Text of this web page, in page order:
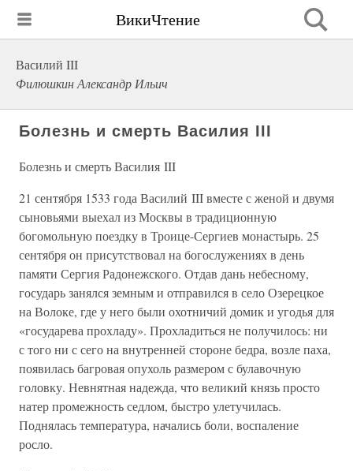
ВикиЧтение
Василий III
Филюшкин Александр Ильич
Болезнь и смерть Василия III
Болезнь и смерть Василия III
21 сентября 1533 года Василий III вместе с женой и двумя
сыновьями выехал из Москвы в традиционную
богомольную поездку в Троице-Сергиев монастырь. 25
сентября он присутствовал на богослужениях в день
памяти Сергия Радонежского. Отдав дань небесному,
государь занялся земным и отправился в село Озерецкое
на Волоке, где у него были охотничий домик и угодья для
«государева прохладу». Прохладиться не получилось: ни
с того ни с сего на внутренней стороне бедра, возле паха,
появилась багровая опухоль размером с булавочную
головку. Невнятная надежда, что великий князь просто
натер промежность седлом, быстро улетучилась.
Поднялась температура, начались боли, воспаление
росло.